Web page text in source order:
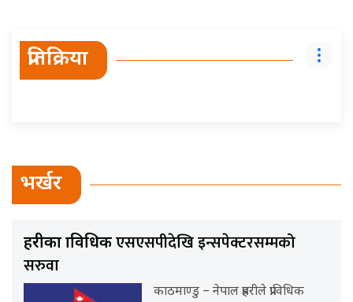
प्रतिक्रिया
भर्खर
प्रहरीका प्राविधिकएसएसपीदेखि इन्सपेक्टरसम्मको
सरुवा
काठमाण्डु – नेपाल प्रहरीले प्राविधिक